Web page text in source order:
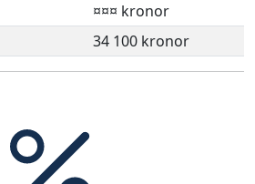
¤¤¤ kronor
34 100 kronor